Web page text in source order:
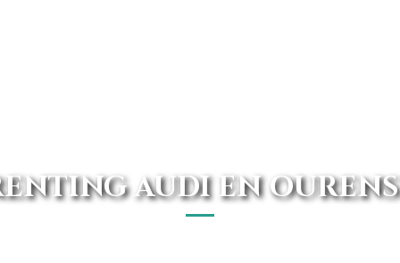
AUDI EN